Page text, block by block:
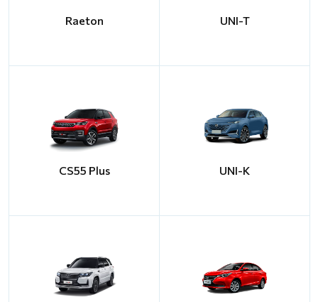
Raeton UNI-T
CS55 Plus UNI-K